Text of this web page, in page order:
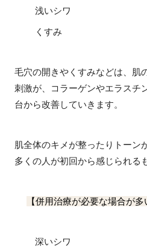
浅いシワ
くすみ
毛穴の開きやくすみなどは、肌
刺激が、コラーゲンやエラスチ
台から改善していきます。
肌全体のキメが整ったりトーン
多くの人が初回から感じられる
【併用治療が必要な場合が多
深いシワ